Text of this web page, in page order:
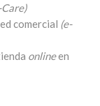
Care)
comercial (e-
onlineen